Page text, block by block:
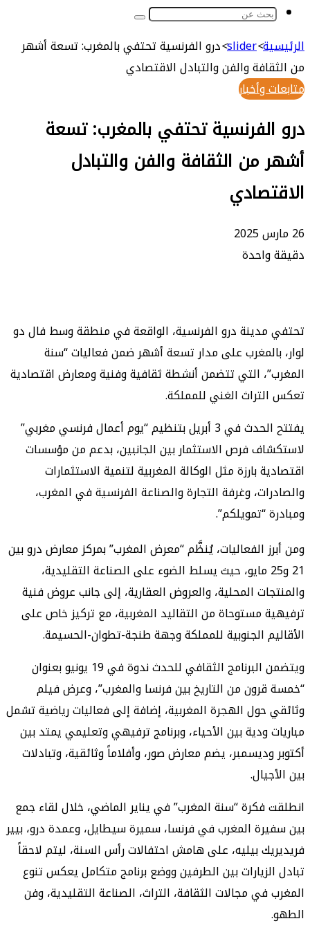
بحث
>
slider
>درو الفرنسية تحتفي بالمغرب: تسعة أشهر
والفن والتبادل الاقتصادي
تحتفي بالمغرب: تسعة
الثقافة والفن والتبادل
درو الفرنسية، الواقعة في منطقة وسط فال دو
على مدار تسعة أشهر ضمن فعاليات “سنة
التي تتضمن أنشطة ثقافية وفنية ومعارض اقتصادية
الغني للمملكة.
يفتتح الحدث في 3 أبريل بتنظيم “يوم أعمال فرنسي مغربي”
فرص الاستثمار بين الجانبين، بدعم من مؤسسات
بارزة مثل الوكالة المغربية لتنمية الاستثمارات
وغرفة التجارة والصناعة الفرنسية في المغرب،
“تمويلكم”.
الفعاليات، يُنظَّم “معرض المغرب” بمركز معارض درو بين
21 و25 مايو، حيث يسلط الضوء على الصناعة التقليدية،
المحلية، والعروض العقارية، إلى جانب عروض فنية
مستوحاة من التقاليد المغربية، مع تركيز خاص على
الجنوبية للمملكة وجهة طنجة-تطوان-الحسيمة.
ويتضمن البرنامج الثقافي للحدث ندوة في 19 يونيو بعنوان
من التاريخ بين فرنسا والمغرب”، وعرض فيلم
الهجرة المغربية، إضافة إلى فعاليات رياضية تشمل
ودية بين الأحياء، وبرنامج ترفيهي وتعليمي يمتد بين
يضم معارض صور، وأفلاماً وثائقية، وتبادلات
“سنة المغرب” في يناير الماضي، خلال لقاء جمع
المغرب في فرنسا، سميرة سيطايل، وعمدة درو، بيير
بيليه، على هامش احتفالات رأس السنة، ليتم لاحقاً
بين الطرفين ووضع برنامج متكامل يعكس تنوع
مجالات الثقافة، التراث، الصناعة التقليدية، وفن